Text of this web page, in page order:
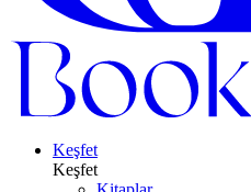
Keşfet
Keşfet